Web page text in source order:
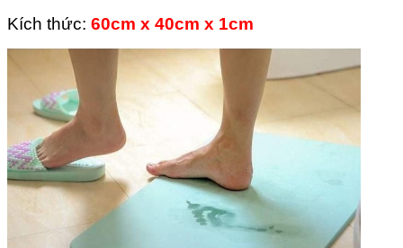
Kích thức: 60cm x 40cm x 1cm